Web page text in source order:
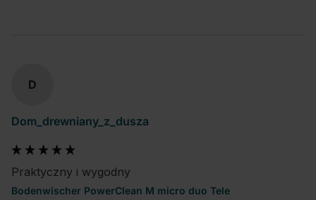
D
Dom_drewniany_z_dusza
Praktyczny i wygodny
Bodenwischer PowerClean M micro duo Tele